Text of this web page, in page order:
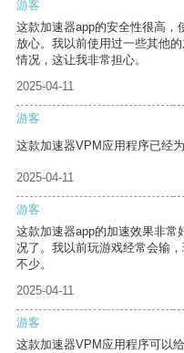
游客
这款加速器app的安全性很高，
放心。我以前使用过一些其他
情况，这让我非常担心。
2025-04-11
游客
这款加速器VPM应用程序已经
2025-04-11
游客
这款加速器app的加速效果非常
况了。我以前玩游戏经常会输
不少。
2025-04-11
游客
这款加速器VPM应用程序可以